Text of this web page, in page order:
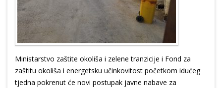
Ministarstvo zaštite okoliša i zelene tranzicije i Fond za
zaštitu okoliša i energetsku učinkovitost početkom idućeg
tjedna pokrenut će novi postupak javne nabave za